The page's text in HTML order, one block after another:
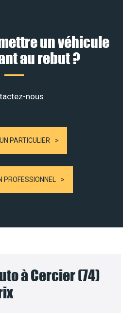
un véhicule
au rebut ?
nous
PARTICULIER
PROFESSIONNEL
à Cercier (74)